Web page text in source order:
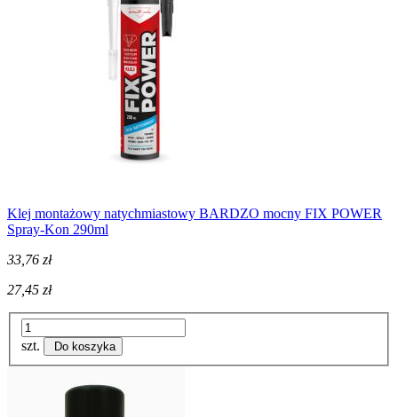
Klej montażowy natychmiastowy BARDZO mocny FIX POWER
Spray-Kon 290ml
33,76 zł
27,45 zł
szt. Do koszyka